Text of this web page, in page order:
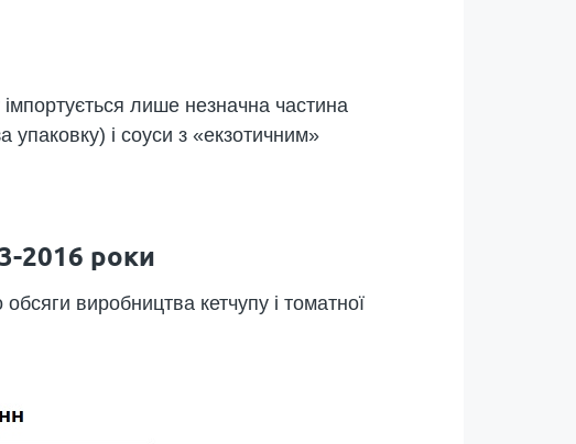
лише незначна частина
упаковку) і соуси з «екзотичним»
2016 роки
виробництва кетчупу і томатної